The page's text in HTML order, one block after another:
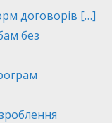
договорів […]
без